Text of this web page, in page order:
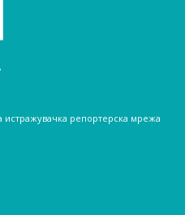
истражувачка репортерска мрежа